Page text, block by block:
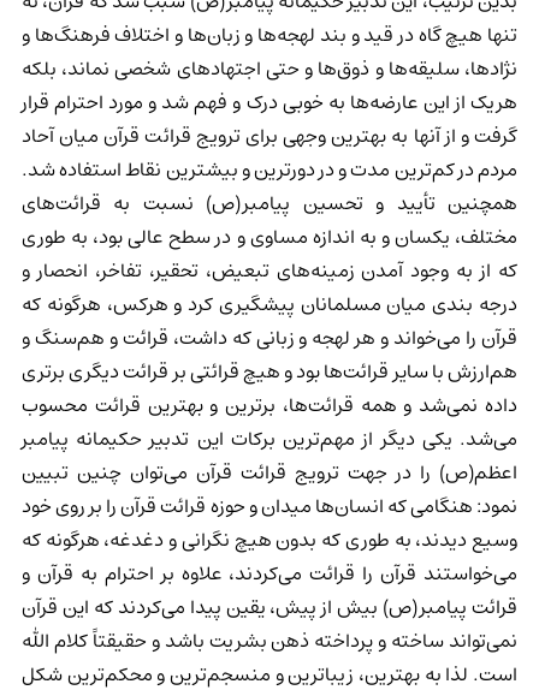
تنها هیچ گاه در قید و بند لهجه‌ها و زبان‌ها و اختلاف فرهنگ‌ها و
نژادها، سلیقه‌ها و ذوق‌ها و حتی اجتهادهای شخصی نماند، بلکه
هریک از این عارضه‌ها به خوبی درک و فهم شد و مورد احترام قرار
گرفت و از آنها به بهترین وجهی برای ترویج قرائت قرآن میان آحاد
مردم در کم‌ترین مدت و در دورترین و بیشترین نقاط استفاده شد.
همچنین تأیید و تحسین پیامبر(ص) نسبت به قرائت‌های
مختلف، یکسان و به اندازه مساوی و در سطح عالی بود، به طوری
که از به وجود آمدن زمینه‌های تبعیض، تحقیر، تفاخر، انحصار و
درجه بندی میان مسلمانان پیشگیری کرد و هرکس، هرگونه که
قرآن را می‌خواند و هر لهجه و زبانی که داشت، قرائت و هم‌سنگ و
هم‌ارزش با سایر قرائت‌ها بود و هیچ قرائتی بر قرائت دیگری برتری
داده نمی‌شد و همه قرائت‌ها، برترین و بهترین قرائت محسوب
می‌شد. یکی دیگر از مهم‌ترین برکات این تدبیر حکیمانه پیامبر
اعظم(ص) را در جهت ترویج قرائت قرآن می‌توان چنین تبیین
نمود: هنگامی که انسان‌ها میدان و حوزه قرائت قرآن را بر روی خود
وسیع دیدند، به طوری که بدون هیچ نگرانی و دغدغه، هرگونه که
می‌خواستند قرآن را قرائت می‌کردند، علاوه بر احترام به قرآن و
قرائت پیامبر(ص) بیش از پیش، یقین پیدا می‌کردند که این قرآن
نمی‌تواند ساخته و پرداخته ذهن بشریت باشد و حقیقتاً کلام الله
است. لذا به بهترین، زیباترین و منسجم‌ترین و محکم‌ترین شکل